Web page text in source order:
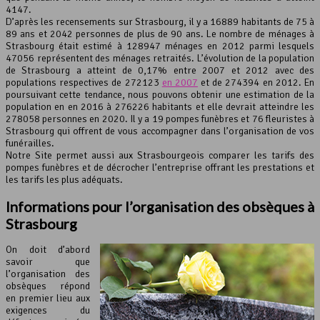
Leaflet , © OpenStreetMapcontributeurs
4147.
D’après les recensements sur Strasbourg, il y a 16889 habitants de 75 à
89 ans et 2042 personnes de plus de 90 ans. Le nombre de ménages à
Strasbourg était estimé à 128947 ménages en 2012 parmi lesquels
47056 représentent des ménages retraités. L’évolution de la population
de Strasbourg a atteint de 0,17% entre 2007 et 2012 avec des
populations respectives de 272123 en 2007 et de 274394 en 2012. En
poursuivant cette tendance, nous pouvons obtenir une estimation de la
population en en 2016 à 276226 habitants et elle devrait atteindre les
278058 personnes en 2020. Il y a 19 pompes funèbres et 76 fleuristes à
Strasbourg qui offrent de vous accompagner dans l’organisation de vos
funérailles.
Notre Site permet aussi aux Strasbourgeois comparer les tarifs des
pompes funèbres et de décrocher l’entreprise offrant les prestations et
les tarifs les plus adéquats.
Informations pour l’organisation des obsèques à
Strasbourg
On doit d’abord
savoir que
l’organisation des
obsèques répond
en premier lieu aux
exigences du